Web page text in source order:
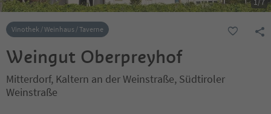
Vinothek / Weinhaus / Taverne
Weingut Oberpreyhof
Mitterdorf, Kaltern an der Weinstraße, Südtiroler
Weinstraße